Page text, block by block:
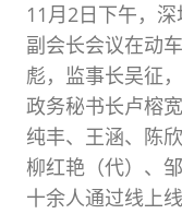
11月2日下午，
副会长会议在动
彪，监事长吴征
政务秘书长卢榕
纯丰、王涵、陈
柳红艳（代）、
十余人通过线上